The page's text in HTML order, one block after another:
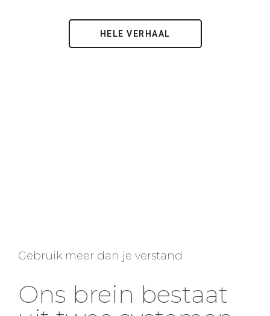
HELE VERHAAL
Gebruik meer dan je verstand
Ons brein bestaat